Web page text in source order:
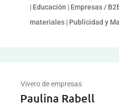
| Educación | Empresas /
materiales | Publicidad y
Vivero de empresas
Paulina Rabell